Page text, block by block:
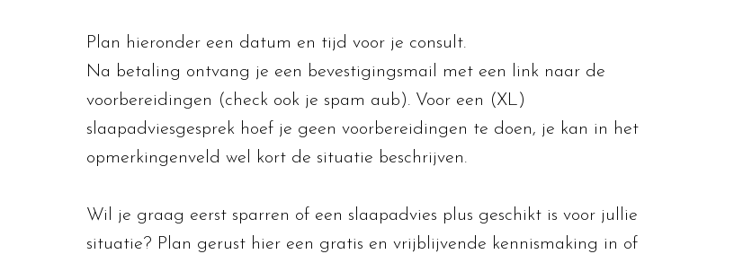
Plan hieronder een datum en tijd voor je consult.
Na betaling ontvang je een bevestigingsmail met een link naar de
voorbereidingen (check ook je spam aub). Voor een (XL)
slaapadviesgesprek hoef je geen voorbereidingen te doen, je kan in het
opmerkingenveld wel kort de situatie beschrijven.
Wil je graag eerst sparren of een slaapadvies plus geschikt is voor jullie
situatie? Plan gerust hier een gratis en vrijblijvende kennismaking in of